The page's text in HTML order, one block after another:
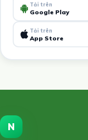
Tải trên
Google Play
Tải trên
App Store
N